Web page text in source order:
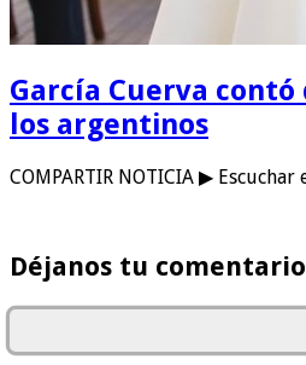
García Cuerva
los argentinos
COMPARTIR NOTICIA ▶
Déjanos tu comentario